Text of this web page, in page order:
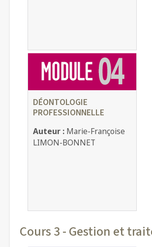
DÉONTOLOGIE
PROFESSIONNELLE
Auteur : Marie-Françoise
LIMON-BONNET
Cours 3 - Gestion et